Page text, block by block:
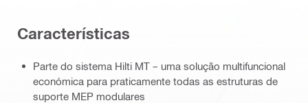
Características
Parte do sistema Hilti MT – uma solução multifuncional
económica para praticamente todas as estruturas de
suporte MEP modulares